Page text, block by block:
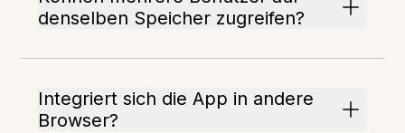
denselben Speicher zugreifen?
Integriert sich die App in andere
Browser?